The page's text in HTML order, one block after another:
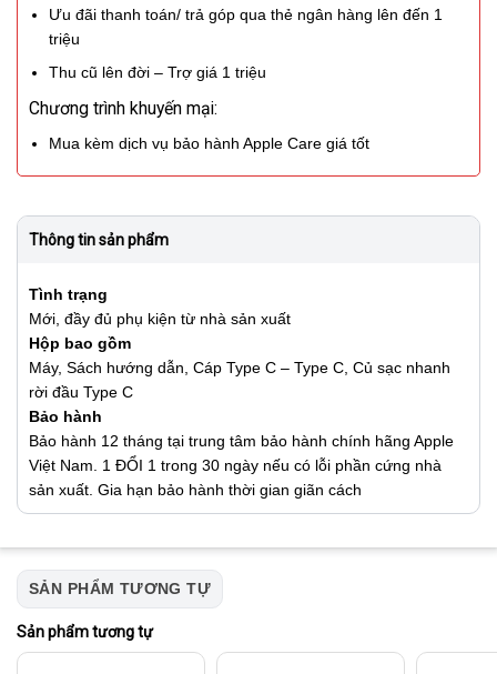
Ưu đãi thanh toán/ trả góp qua thẻ ngân hàng lên đến 1
triệu
Thu cũ lên đời – Trợ giá 1 triệu
Chương trình khuyến mại:
Mua kèm dịch vụ bảo hành Apple Care giá tốt
Thông tin sản phẩm
Tình trạng
Mới, đầy đủ phụ kiện từ nhà sản xuất
Hộp bao gồm
Máy, Sách hướng dẫn, Cáp Type C – Type C, Củ sạc nhanh
rời đầu Type C
Bảo hành
Bảo hành 12 tháng tại trung tâm bảo hành chính hãng Apple
Việt Nam. 1 ĐỔI 1 trong 30 ngày nếu có lỗi phần cứng nhà
sản xuất. Gia hạn bảo hành thời gian giãn cách
SẢN PHẨM TƯƠNG TỰ
Sản phẩm tương tự